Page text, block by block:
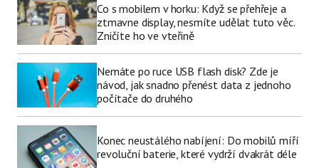
Co s mobilem v horku: Když se přehřeje a
ztmavne display, nesmíte udělat tuto věc.
Zničíte ho ve vteřině
Nemáte po ruce USB flash disk? Zde je
návod, jak snadno přenést data z jednoho
počítače do druhého
Konec neustálého nabíjení: Do mobilů míří
revoluční baterie, které vydrží dvakrát déle